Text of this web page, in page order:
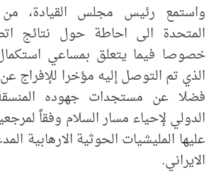
واستمع رئيس مجلس القيادة،
المتحدة الى احاطة حول نتائج
خصوصا فيما يتعلق بمساعي استكمال
فضلا عن مستجدات جهوده
الدولي لإحياء مسار السلام وفقاً
عليها المليشيات الحوثية الارهابية
الايراني.